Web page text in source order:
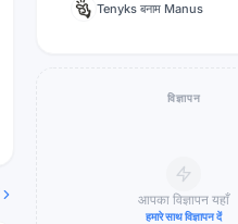
Tenyks बनाम Manus
विज्ञापन
आपका विज्ञापन यहाँ
हमारे साथ विज्ञापन दें